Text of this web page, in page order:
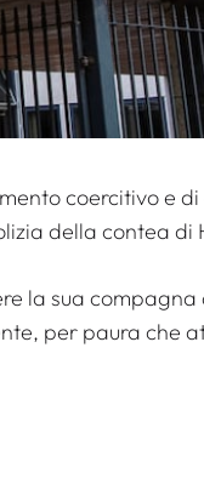
coercitivo e di
della contea di
la sua compagna
per paura che